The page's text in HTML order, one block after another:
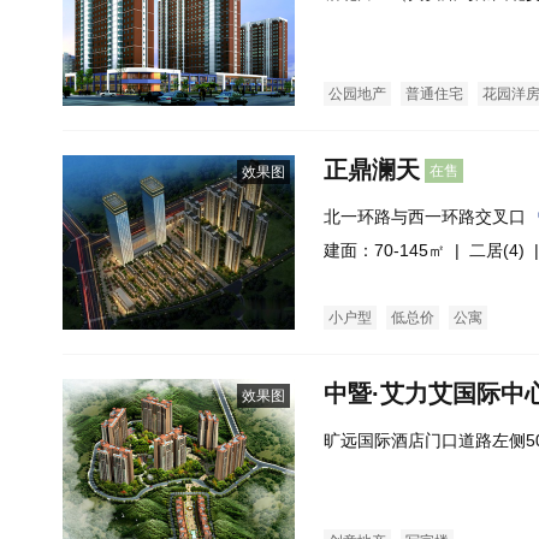
公园地产 普通住宅 花园洋房
效果图 正鼎澜天 在售
北一环路与西一环路交叉口
建面：70-145㎡ |
二居(4)
小户型 低总价 公寓
效果图 中暨·艾力艾国际中
旷远国际酒店门口道路左侧